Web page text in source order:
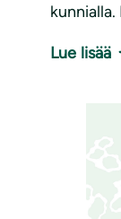
kunnialla.
Lue lisää